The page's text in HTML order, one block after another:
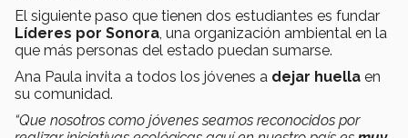
El siguiente paso que tienen dos estudiantes es fundar
Líderes por Sonora, una organización ambiental en la
que más personas del estado puedan sumarse.
Ana Paula invita a todos los jóvenes a dejar huella en
su comunidad.
“Que nosotros como jóvenes seamos reconocidos por